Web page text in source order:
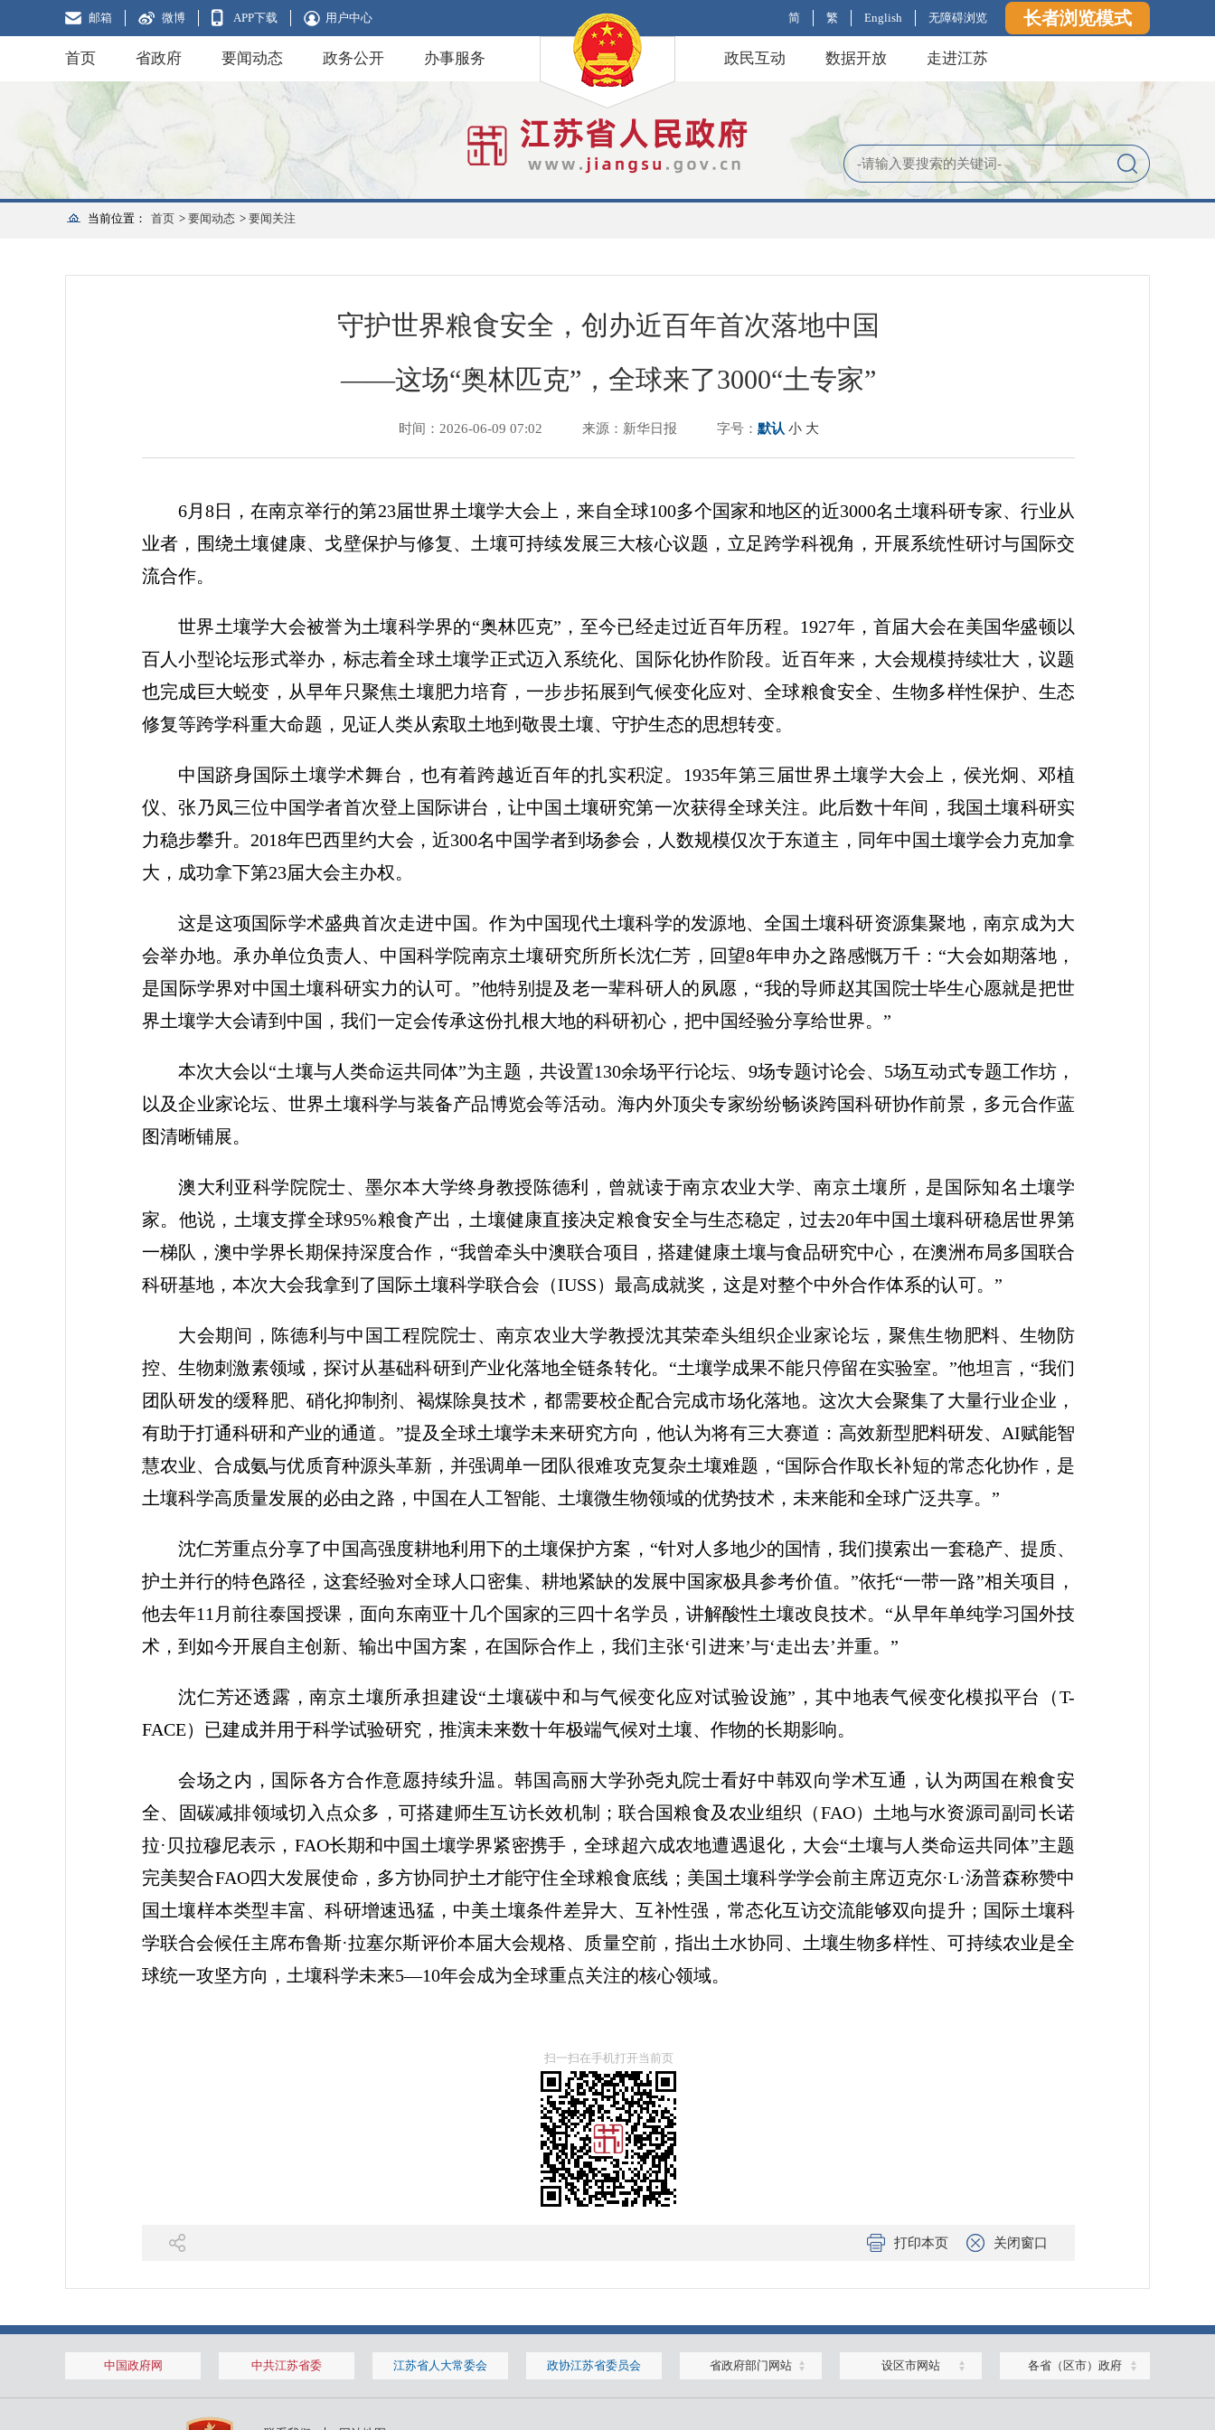
邮箱 微博 APP下载 用户中心 简 繁 English 无障碍浏览 长者浏览模式
首页 省政府 要闻动态 政务公开 办事服务 政民互动 数据开放 走进江苏
当前位置： 首页 > 要闻动态 > 要闻关注
守护世界粮食安全，创办近百年首次落地中国
——这场“奥林匹克”，全球来了3000“土专家”
时间：2026-06-09 07:02 来源：新华日报 字号： 默认 小 大
6月8日，在南京举行的第23届世界土壤学大会上，来自全球100多个国家和地区的近3000名土壤科研专家、行业从
业者，围绕土壤健康、戈壁保护与修复、土壤可持续发展三大核心议题，立足跨学科视角，开展系统性研讨与国际交
流合作。
世界土壤学大会被誉为土壤科学界的“奥林匹克”，至今已经走过近百年历程。1927年，首届大会在美国华盛顿以
百人小型论坛形式举办，标志着全球土壤学正式迈入系统化、国际化协作阶段。近百年来，大会规模持续壮大，议题
也完成巨大蜕变，从早年只聚焦土壤肥力培育，一步步拓展到气候变化应对、全球粮食安全、生物多样性保护、生态
修复等跨学科重大命题，见证人类从索取土地到敬畏土壤、守护生态的思想转变。
中国跻身国际土壤学术舞台，也有着跨越近百年的扎实积淀。1935年第三届世界土壤学大会上，侯光炯、邓植
仪、张乃凤三位中国学者首次登上国际讲台，让中国土壤研究第一次获得全球关注。此后数十年间，我国土壤科研实
力稳步攀升。2018年巴西里约大会，近300名中国学者到场参会，人数规模仅次于东道主，同年中国土壤学会力克加拿
大，成功拿下第23届大会主办权。
这是这项国际学术盛典首次走进中国。作为中国现代土壤科学的发源地、全国土壤科研资源集聚地，南京成为大
会举办地。承办单位负责人、中国科学院南京土壤研究所所长沈仁芳，回望8年申办之路感慨万千：“大会如期落地，
是国际学界对中国土壤科研实力的认可。”他特别提及老一辈科研人的夙愿，“我的导师赵其国院士毕生心愿就是把世
界土壤学大会请到中国，我们一定会传承这份扎根大地的科研初心，把中国经验分享给世界。”
本次大会以“土壤与人类命运共同体”为主题，共设置130余场平行论坛、9场专题讨论会、5场互动式专题工作坊，
以及企业家论坛、世界土壤科学与装备产品博览会等活动。海内外顶尖专家纷纷畅谈跨国科研协作前景，多元合作蓝
图清晰铺展。
澳大利亚科学院院士、墨尔本大学终身教授陈德利，曾就读于南京农业大学、南京土壤所，是国际知名土壤学
家。他说，土壤支撑全球95%粮食产出，土壤健康直接决定粮食安全与生态稳定，过去20年中国土壤科研稳居世界第
一梯队，澳中学界长期保持深度合作，“我曾牵头中澳联合项目，搭建健康土壤与食品研究中心，在澳洲布局多国联合
科研基地，本次大会我拿到了国际土壤科学联合会（IUSS）最高成就奖，这是对整个中外合作体系的认可。”
大会期间，陈德利与中国工程院院士、南京农业大学教授沈其荣牵头组织企业家论坛，聚焦生物肥料、生物防
控、生物刺激素领域，探讨从基础科研到产业化落地全链条转化。“土壤学成果不能只停留在实验室。”他坦言，“我们
团队研发的缓释肥、硝化抑制剂、褐煤除臭技术，都需要校企配合完成市场化落地。这次大会聚集了大量行业企业，
有助于打通科研和产业的通道。”提及全球土壤学未来研究方向，他认为将有三大赛道：高效新型肥料研发、AI赋能智
慧农业、合成氨与优质育种源头革新，并强调单一团队很难攻克复杂土壤难题，“国际合作取长补短的常态化协作，是
土壤科学高质量发展的必由之路，中国在人工智能、土壤微生物领域的优势技术，未来能和全球广泛共享。”
沈仁芳重点分享了中国高强度耕地利用下的土壤保护方案，“针对人多地少的国情，我们摸索出一套稳产、提质、
护土并行的特色路径，这套经验对全球人口密集、耕地紧缺的发展中国家极具参考价值。”依托“一带一路”相关项目，
他去年11月前往泰国授课，面向东南亚十几个国家的三四十名学员，讲解酸性土壤改良技术。“从早年单纯学习国外技
术，到如今开展自主创新、输出中国方案，在国际合作上，我们主张‘引进来’与‘走出去’并重。”
沈仁芳还透露，南京土壤所承担建设“土壤碳中和与气候变化应对试验设施”，其中地表气候变化模拟平台（T-
FACE）已建成并用于科学试验研究，推演未来数十年极端气候对土壤、作物的长期影响。
会场之内，国际各方合作意愿持续升温。韩国高丽大学孙尧丸院士看好中韩双向学术互通，认为两国在粮食安
全、固碳减排领域切入点众多，可搭建师生互访长效机制；联合国粮食及农业组织（FAO）土地与水资源司副司长诺
拉·贝拉穆尼表示，FAO长期和中国土壤学界紧密携手，全球超六成农地遭遇退化，大会“土壤与人类命运共同体”主题
完美契合FAO四大发展使命，多方协同护土才能守住全球粮食底线；美国土壤科学学会前主席迈克尔·L·汤普森称赞中
国土壤样本类型丰富、科研增速迅猛，中美土壤条件差异大、互补性强，常态化互访交流能够双向提升；国际土壤科
学联合会候任主席布鲁斯·拉塞尔斯评价本届大会规格、质量空前，指出土水协同、土壤生物多样性、可持续农业是全
球统一攻坚方向，土壤科学未来5—10年会成为全球重点关注的核心领域。
扫一扫在手机打开当前页
打印本页 关闭窗口
中国政府网 中共江苏省委 江苏省人大常委会 政协江苏省委员会 省政府部门网站 设区市网站 各省（区市）政府